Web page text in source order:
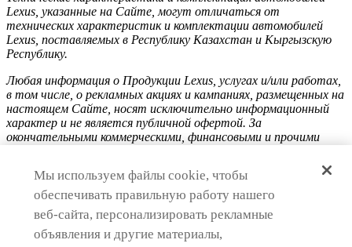
Lexus, указанные на Сайте, могут отличаться от
технических характеристик и комплектации автомобилей
Lexus, поставляемых в Республику Казахстан и Кыргызскую
Республику.
Любая информация о Продукции Lexus, услугах и/или работах,
в том числе, о рекламных акциях и кампаниях, размещенных на
настоящем Cайте, носят исключительно информационный
характер и не является публичной офертой. За
окончательными коммерческими, финансовыми и прочими
уполномоченным дилерам Lexus в Республике Казахстан и
Кыргызской Республике.
Мы используем файлы cookie, чтобы
обеспечивать правильную работу нашего
веб-сайта, персонализировать рекламные
объявления и другие материалы,